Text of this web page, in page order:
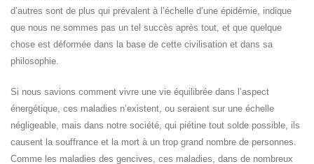
d’autres sont de plus qui prévalent à l’échelle d’une épidémie, indique
que nous ne sommes pas un tel succès après tout, et que quelque
chose est déformée dans la base de cette civilisation et dans sa
philosophie.
Si nous savions comment vivre une vie équilibrée dans l’aspect
énergétique, ces maladies n’existent, ou seraient sur une échelle
négligeable, mais dans notre société, qui piétine tout solde possible, ils
causent la souffrance et la mort à un trop grand nombre de personnes.
Comme les maladies des gencives, ces maladies, dans de nombreux